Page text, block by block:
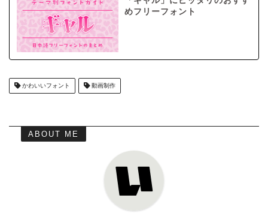
めフリーフォント
かわいいフォント 動画制作
ABOUT ME